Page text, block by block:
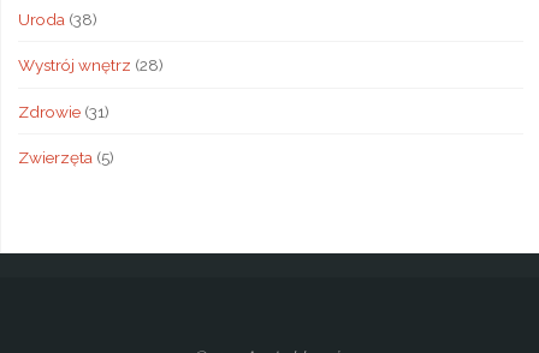
Uroda (38)
Wystrój wnętrz (28)
Zdrowie(31)
Zwierzęta (5)